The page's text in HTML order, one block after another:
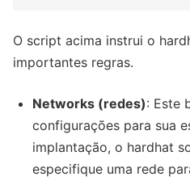
O script acima instrui o
importantes regras.
Networks (redes): Este
configurações para sua
implantação, o hardhat
especifique uma rede